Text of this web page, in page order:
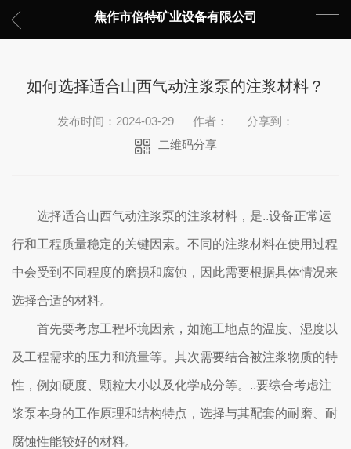
焦作市倍特矿业设备有限公司
如何选择适合山西气动注浆泵的注浆材料？
发布时间：2024-03-29 作者：
分享到：
二维码分享
选择适合山西气动注浆泵的注浆材料，是..设备正常运
行和工程质量稳定的关键因素。不同的注浆材料在使用过程
中会受到不同程度的磨损和腐蚀，因此需要根据具体情况来
选择合适的材料。
首先要考虑工程环境因素，如施工地点的温度、湿度以
及工程需求的压力和流量等。其次需要结合被注浆物质的特
性，例如硬度、颗粒大小以及化学成分等。..要综合考虑注
浆泵本身的工作原理和结构特点，选择与其配套的耐磨、耐
腐蚀性能较好的材料。